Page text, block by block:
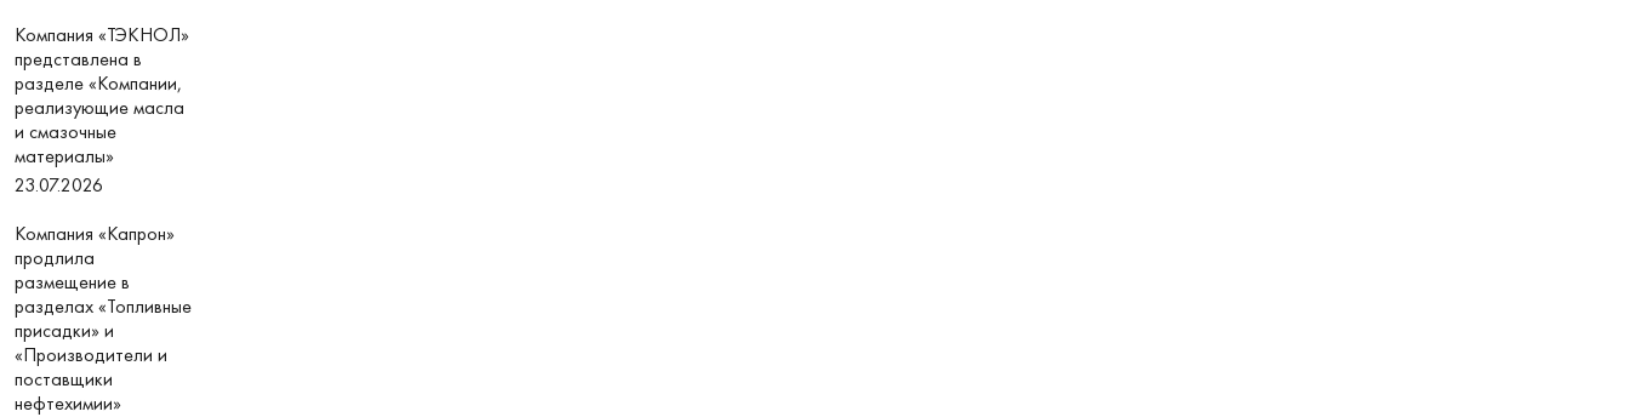
Компания «ТЭКНОЛ»
представлена в
разделе «Компании,
реализующие масла
и смазочные
материалы»
23.07.2026
Компания «Капрон»
продлила
размещение в
разделах «Топливные
присадки» и
«Производители и
поставщики
нефтехимии»